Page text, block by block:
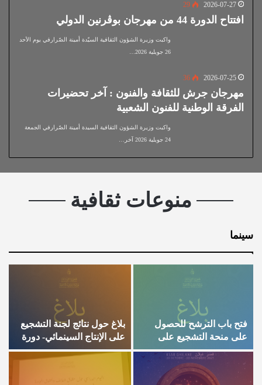
2026-07-27
29
افتتاح الدورة 44 من مهرجان بوڨرنين الدولي
واكبت وزيرة الشؤون الثقافية السيّدة أمينة الصّرارفي يوم الأحد
26 جويلية 2026…
2026-07-25
36
مهرجان جرش للثقافة والفنون : آخر تحضيرات
الفرقة الوطنية للفنون الشعبية
واكبت وزيرة الشؤون الثقافية السيدة أمينة الصّرارفي الجمعة
24 جويلية 2026 آخر…
منوعات ثقافية
سينما
فتح باب الترشح للحصول
على منحة التشجيع على
الانتاج السينمائي لسنة 2026
بلاغ حول نتائج لجنة التشجيع
على الإنتاج السينمائي- دورة
2025